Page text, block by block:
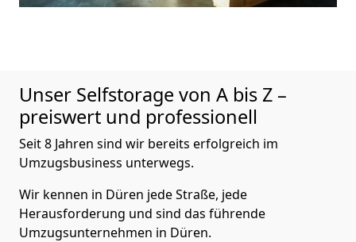
Unser Selfstorage von A bis Z –
preiswert und professionell
Seit 8 Jahren sind wir bereits erfolgreich im
Umzugsbusiness unterwegs.
Wir kennen in Düren jede Straße, jede
Herausforderung und sind das führende
Umzugsunternehmen in Düren.